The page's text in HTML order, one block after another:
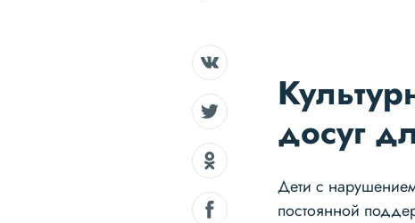
досуг
Дети с
постоянной